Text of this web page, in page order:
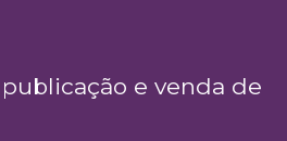
e venda de